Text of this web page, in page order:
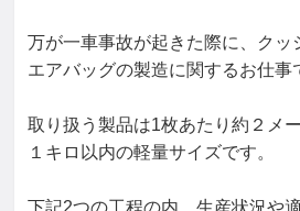
万が一車事故が起きた際に、クッ
エアバッグの製造に関するお仕事
取り扱う製品は1枚あたり約２メー
１キロ以内の軽量サイズです。
下記2つの工程の内、生産状況や